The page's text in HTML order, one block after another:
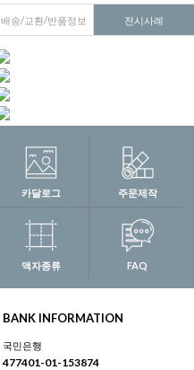
배송/교환/반품정보 전시사례
카달로그 주문제작
액자종류 FAQ
BANK INFORMATION
국민은행
477401-01-153874